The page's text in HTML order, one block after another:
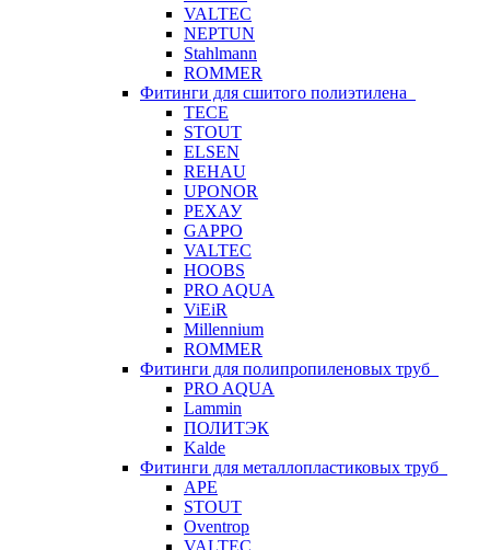
VALTEC
NEPTUN
Stahlmann
ROMMER
Фитинги для сшитого полиэтилена
TECE
STOUT
ELSEN
REHAU
UPONOR
РЕХАУ
GAPPO
VALTEC
HOOBS
PRO AQUA
ViEiR
Millennium
ROMMER
Фитинги для полипропиленовых труб
PRO AQUA
Lammin
ПОЛИТЭК
Kalde
Фитинги для металлопластиковых труб
APE
STOUT
Oventrop
VALTEC